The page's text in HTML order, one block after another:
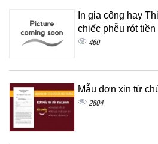
In gia công hay
chiếc phễu rót
460
Mẫu đơn xin từ
2804